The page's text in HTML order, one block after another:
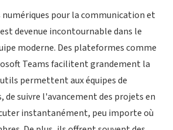
pour la communication et
devenue incontournable dans le
moderne. Des plateformes comme
Teams facilitent grandement la
permettent aux équipes de
de suivre l'avancement des projets en
instantanément, peu importe où